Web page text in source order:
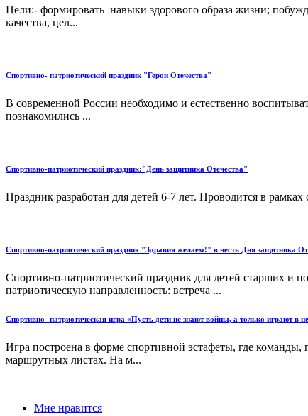
Цели:- формировать навыки здорового образа жизни;
качества, цел...
Спортивно- патриотический праздник "Герои Отечества"
В современной России необходимо и естественно
познакомились ...
Спортивно-патриотический праздник:"День защитника Отечества"
Праздник разработан для детей 6-7 лет. Проводится в
Спортивно-патриотический праздник "Здравия желаем!" в честь Дня защитника
Спортивно-патриотический праздник для детей старших и
патриотическую направленность: встреча ...
Спортивно- патриотическая игра «Пусть дети не знают войны, а только играют в
Игра построена в форме спортивной эстафеты, где
маршрутных листах. На м...
Мне нравится